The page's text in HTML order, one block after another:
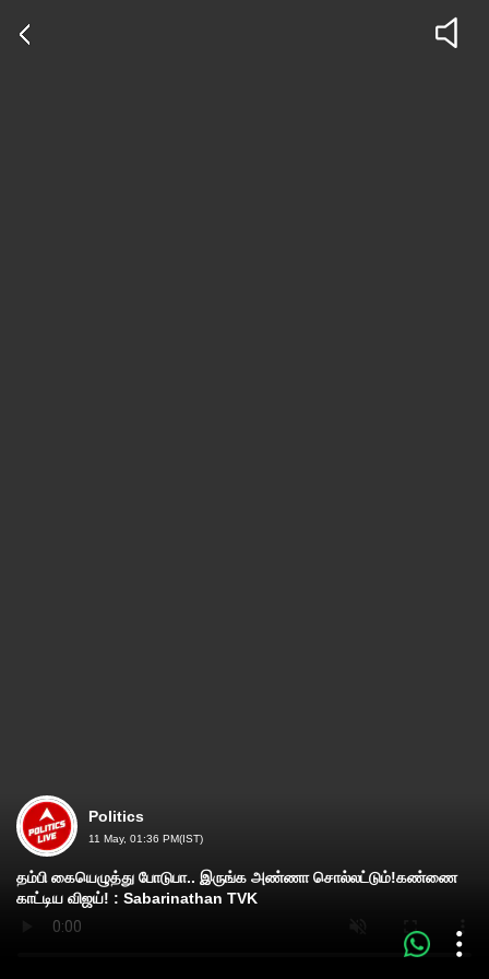
Politics
11 May, 01:36 PM(IST)
தம்பி கையெழுத்து போடுபா.. இருங்க அண்ணா சொல்லட்டும்!கண்ணை
காட்டிய விஜய்! : Sabarinathan TVK